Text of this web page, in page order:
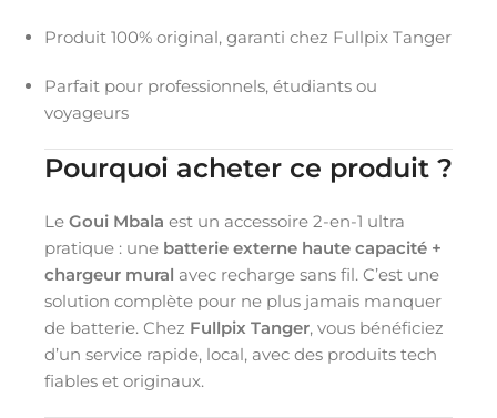
Produit 100% original, garanti chez Fullpix Tanger
Parfait pour professionnels, étudiants ou
voyageurs
Pourquoi acheter ce produit ?
Le Goui Mbala est un accessoire 2-en-1 ultra
pratique : une batterie externe haute capacité +
chargeur mural avec recharge sans fil. C’est une
solution complète pour ne plus jamais manquer
de batterie. Chez Fullpix Tanger, vous bénéficiez
d’un service rapide, local, avec des produits tech
fiables et originaux.